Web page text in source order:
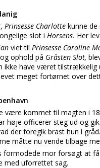
Prinsesse Charlotte kunne
slot i Horsens. Her
viet til Prinsesse Caroline
ophold på Gråsten Slot,
ikke have været
meget fortørnet over
være kommet til magten i
høje officerer steg ud og
der foregik brast hun i
måtte nu vende tilbage
formodede mor forsøgt at
med uforrettet sag.